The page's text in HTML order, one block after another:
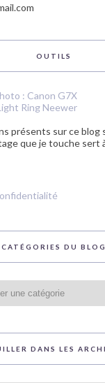
OUTILS
: Canon G7X
Ring Neewer
présents sur ce blog
que je touche sert
CATÉGORIES DU BLOG
DANS LES